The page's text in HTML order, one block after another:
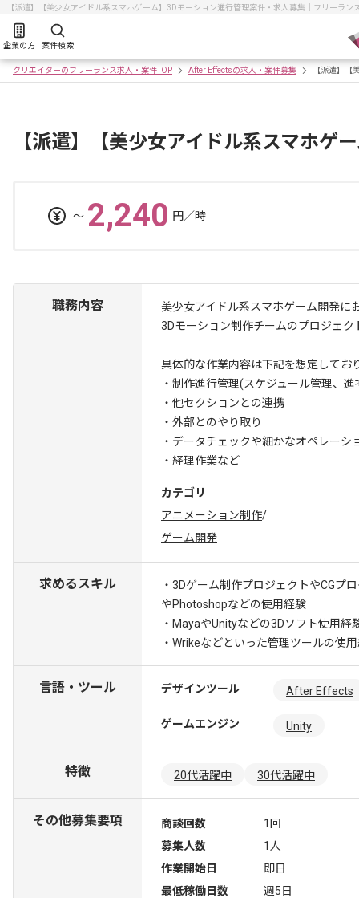
【派遣】【美少女アイドル系スマホゲーム】3Dモーション進行管理案件・求人募集｜フリーラ
企業の方 案件検索
クリエイターのフリーランス求人・案件TOP After Effectsの求人・案件募集 【派遣】【
【派遣】【美少女アイドル系スマホゲ
〜 2,240 円／時
職務内容
美少女アイドル系スマホゲーム開発に
3Dモーション制作チームのプロジェ
具体的な作業内容は下記を想定してお
・制作進行管理(スケジュール管理、進
・他セクションとの連携
・外部とのやり取り
・データチェックや細かなオペレーシ
・経理作業など
カテゴリ
アニメーション制作/
ゲーム開発
求めるスキル
・3Dゲーム制作プロジェクトやCGプ
やPhotoshopなどの使用経験
・MayaやUnityなどの3Dソフト使用経
・Wrikeなどといった管理ツールの使
言語・ツール デザインツール After Effects
ゲームエンジン Unity
特徴 20代活躍中 30代活躍中
その他募集要項 商談回数
1回
募集人数
1人
作業開始日
即日
最低稼働日数
週5日